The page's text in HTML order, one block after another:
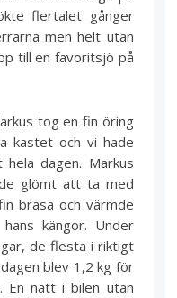
flertalet gånger
men helt utan
till en favoritsjö på
tog en fin öring
kastet och vi hade
dagen. Markus
glömt att ta med
brasa och värmde
kängor. Under
de flesta i riktigt
blev 1,2 kg för
En natt i bilen utan